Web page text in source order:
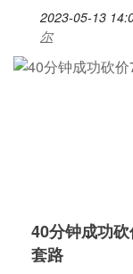
2023-05-13
尔
40分钟成功
套路